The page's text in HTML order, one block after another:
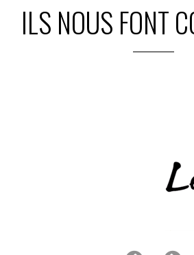
ILS NOUS FONT